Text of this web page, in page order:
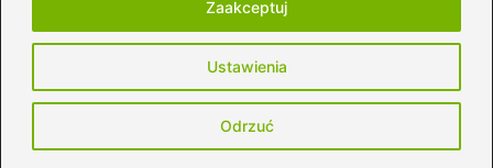
Ustawienia
Odrzuć
Zaakceptuj
Copyright © 2026 aleBIBA.pl
Polityka prywatności
Kontakt